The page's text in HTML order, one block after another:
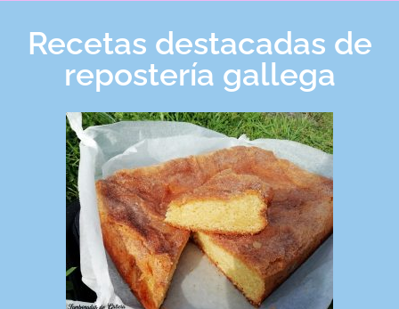
Recetas destacadas de
repostería gallega